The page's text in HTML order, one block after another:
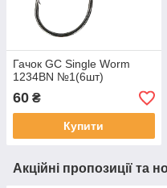
Гачок GC Single Worm
1234BN №1(6шт)
60 ₴
Купити
Акційні пропозиції та